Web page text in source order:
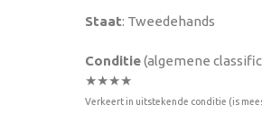
Staat: Tweedehands
Conditie(algemene
★★★★
Verkeert in uitstekende conditie (is